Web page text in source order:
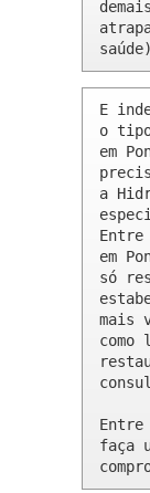
E
o
em
a
em
só
mais
como
Entre
faça